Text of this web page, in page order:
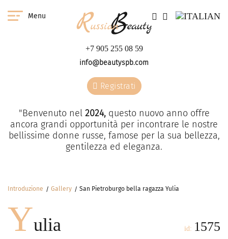
Menu
+7 905 255 08 59
info@beautyspb.com
Registrati
"Benvenuto nel 2024, questo nuovo anno offre
ancora grandi opportunità per incontrare le nostre
bellissime donne russe, famose per la sua bellezza,
gentilezza ed eleganza.
Introduzione Gallery San Pietroburgo bella ragazza Yulia
Yulia id: 1575